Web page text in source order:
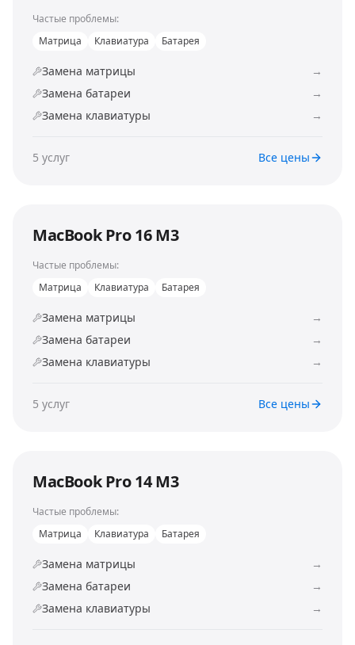
Частые проблемы:
Матрица
Клавиатура Батарея
Замена матрицы
→
Замена батареи
→
Замена клавиатуры
→
5 услуг Все цены
MacBook Pro 16 M3
Частые проблемы:
Матрица
Клавиатура Батарея
Замена матрицы
→
Замена батареи
→
Замена клавиатуры
→
5 услуг Все цены
MacBook Pro 14 M3
Частые проблемы:
Матрица
Клавиатура Батарея
Замена матрицы
→
Замена батареи
→
Замена клавиатуры
→